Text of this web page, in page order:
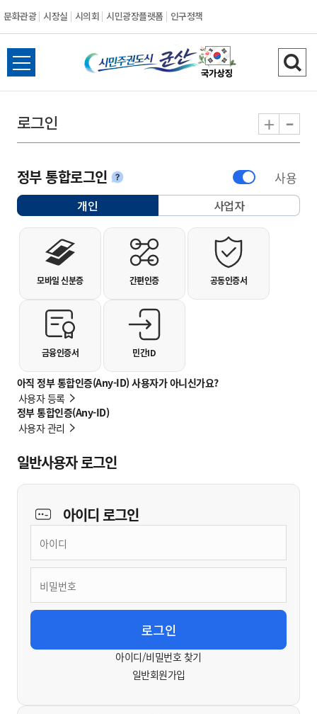
문화관광 시장실 시의회 시민광장플랫폼 인구정책
시민주권도시 군
전체메뉴 열기 검
로그인 + -
정부 통합로그인안내 사용
아직 정부 통합인증(Any-ID) 사용자가 아니신가요?
사용자 등록
정부 통합인증(Any-ID)
사용자 관리
개인선택됨 사업자
개인사용자 로그인
모바일 신분증 간편인증 공동인증서
금융인증서 민간ID
일반사용자 로그인
아이디로그인
아이디/비밀번호 찾기
일반회원가입